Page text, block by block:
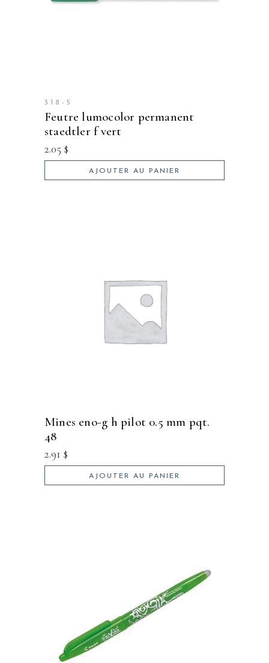
318-5
feutre lumocolor permanent
staedtler f vert
2.05 $
AJOUTER AU PANIER
mines eno-g h pilot 0.5 mm pqt.
48
2.91 $
AJOUTER AU PANIER